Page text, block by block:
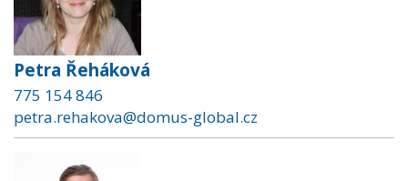
Petra Řeháková
775 154 846
petra.rehakova@domus-global.cz